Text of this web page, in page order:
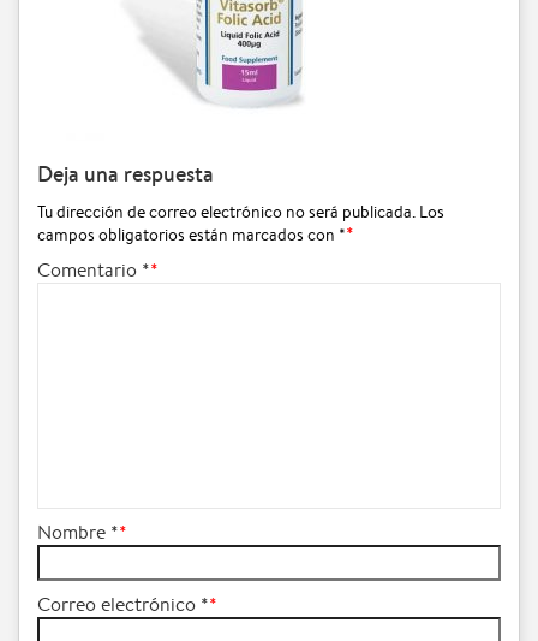
Deja una respuesta
Tu dirección de correo electrónico no será publicada. Los
campos obligatorios están marcados con *
Comentario *
Nombre *
Correo electrónico *